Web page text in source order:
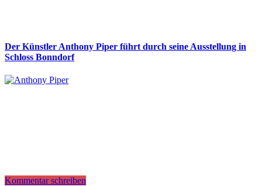
Der Künstler Anthony Piper führt durch seine Ausstellung in
Schloss Bonndorf
Kommentar schreiben